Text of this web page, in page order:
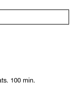
100 min.